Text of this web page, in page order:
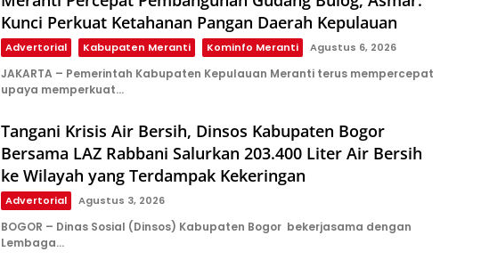
Kunci Perkuat Ketahanan Pangan Daerah Kepulauan
Advertorial Kabupaten Meranti Kominfo Meranti Agustus 6, 2026
JAKARTA – Pemerintah Kabupaten Kepulauan Meranti terus mempercepat
upaya memperkuat…
Tangani Krisis Air Bersih, Dinsos Kabupaten Bogor
Bersama LAZ Rabbani Salurkan 203.400 Liter Air Bersih
ke Wilayah yang Terdampak Kekeringan
Advertorial Agustus 3, 2026
BOGOR – Dinas Sosial (Dinsos) Kabupaten Bogor bekerjasama dengan
Lembaga…